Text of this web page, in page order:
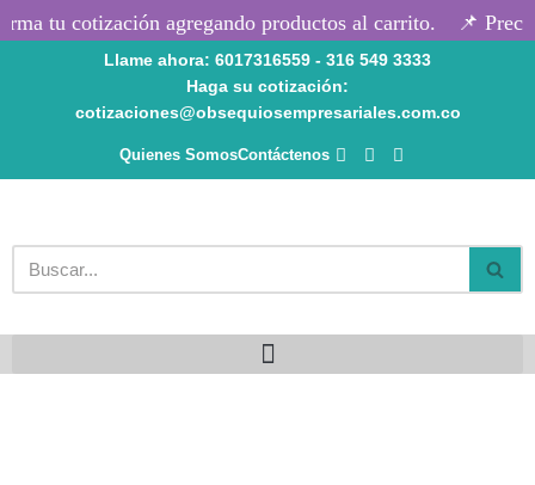
contenido
tu cotización agregando productos al carrito. 📌
Llame ahora: 6017316559 - 316 549 3333
Haga su cotización:
cotizaciones@obsequiosempresariales.com.co
Quienes SomosContáctenos